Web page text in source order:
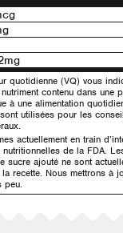
quotidienne (VQ) vous
contenu dans une
à une alimentation
utilisées pour les
actuellement en train
nutritionnelles de la FDA.
sucre ajouté ne sont
recette. Nous mettrons à
peu.